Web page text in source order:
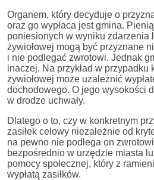
Organem, który decyduje o
oraz go wypłaca jest gmina.
poniesionych w wyniku zdarzenia
żywiołowej mogą być przyznane
i nie podlegać zwrotowi. Jednak
inaczej. Na przykład w przypadku
żywiołowej może uzależnić
dochodowego. O jego wysokości
w drodze uchwały.
Dlatego o to, czy w konkretnym
zasiłek celowy niezależnie od
na pewno nie podlega on
bezpośrednio w urzędzie miasta
pomocy społecznej, który z
wypłatą zasiłków.